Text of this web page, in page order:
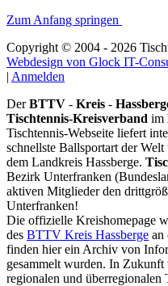
Zum Anfang springen
Copyright © 2004 - 2026
Webdesign von Glock IT-
| Anmelden
DerBTTV - Kreis -
Tischtennis-Kreisverband im
Tischtennis-Webseite liefert
schnellste Ballsportart der Welt
dem Landkreis Hassberge.
Bezirk Unterfranken
aktiven Mitglieder den
Unterfranken!
Die offizielle Kreishomepage
des BTTV Kreis Hassberge an
finden hier ein Archiv von
gesammelt wurden. In
regionalen und überregionalen